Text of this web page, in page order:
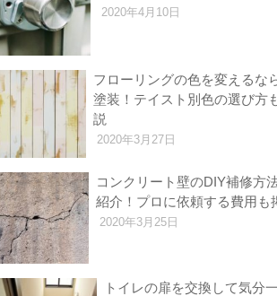
2020年4月10日
フローリングの色を変えるな
塗装！テイスト別色の選び方
説
2020年3月27日
コンクリート壁のDIY補修方
紹介！プロに依頼する費用も
2020年3月25日
トイレの扉を交換して気分一